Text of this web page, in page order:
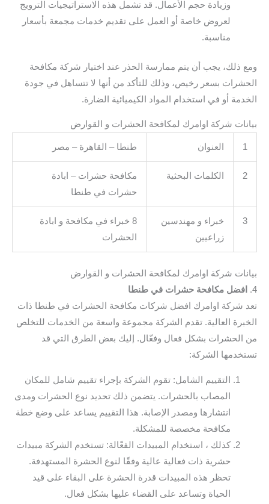
وزيادة حجم الأعمال. قد تشمل هذه الاستراتيجيات الترويج
لعروض خاصة أو العمل على تقديم خدمات مجمعة بأسعار
مناسبة.
ومع ذلك، يجب أن يتم ممارسة الحذر عند اختيار شركة مكافحة
الحشرات بسعر رخيص، وذلك للتأكد من أنها لا تتساهل في جودة
الخدمة أو في استخدام المواد الكيميائية الضارة.
بيانات شركة اوامرك لمكافحة الحشرات و القوارض
1 العنوان طنطا – القاهرة – مصر
2 الكلمات البحثية
مكافحة حشرات – ابادة
حشرات في طنطا
3
خبراء و مهندسين
زراعيين
8 خبراء في مكافحة و ابادة
الحشرات
بيانات شركة اوامرك لمكافحة الحشرات و القوارض
4.
افضل مكافحة حشرات في طنطا
تعد شركة اوامرك افضل شركات مكافحة الحشرات في طنطا ذات
الخبرة العالية. تقدم الشركة مجموعة واسعة من الخدمات للتخلص
من الحشرات بشكل فعال وفعّال. إليك بعض الطرق التي قد
تستخدمها الشركة:
التقييم الشامل: تقوم الشركة بإجراء تقييم شامل للمكان
المصاب بالحشرات. يتضمن ذلك تحديد نوع الحشرات ومدى
انتشارها ومصدر الإصابة. هذا التقييم يساعد على وضع خطة
مكافحة مخصصة للمشكلة.
كذلك ، استخدام المبيدات الفعّالة: تستخدم الشركة مبيدات
حشرية ذات فعالية عالية وفقًا لنوع الحشرة المستهدفة.
تحظر هذه المبيدات قدرة الحشرة على البقاء على قيد
الحياة وتساعد على القضاء عليها بشكل فعال.